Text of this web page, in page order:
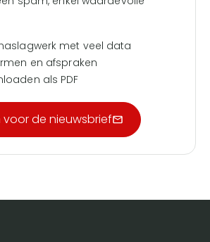
met veel data
en afspraken
als PDF
voor de nieuwsbrief